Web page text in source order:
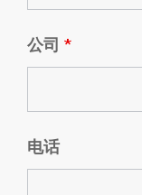
公司 *
电话